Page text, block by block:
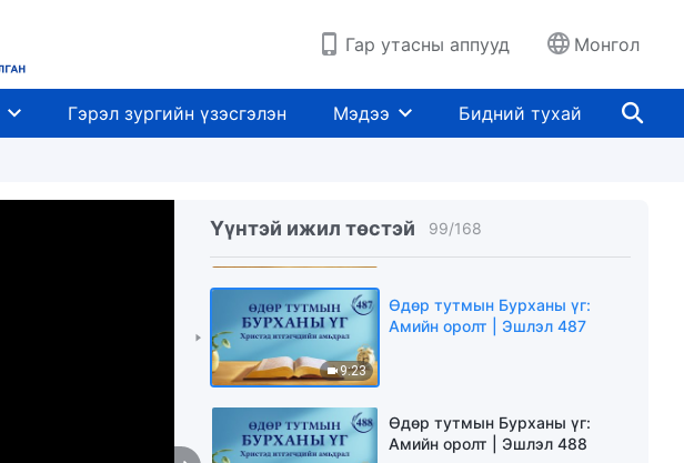
Гар утасны аппууд Монгол
Гэрэл зургийн үзэсгэлэн Мэдээ Бидний тухай
Үүнтэй ижил төстэй 99/168
9:12
Амийн оролт | Эшлэл 485
9:40
9:23
Өдөр тутмын Бурханы үг:
Амийн оролт | Эшлэл 487
Өдөр тутмын Бурханы үг:
Амийн оролт | Эшлэл 488